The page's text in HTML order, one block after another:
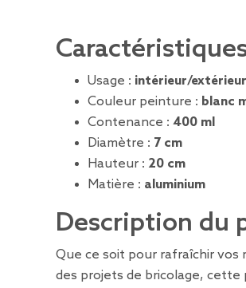
Usage : intérieur/extérieur
Couleur peinture : blanc
Contenance : 400 ml
Diamètre : 7 cm
Hauteur : 20 cm
Matière : aluminium
Description du
Que ce soit pour rafraîchir vos
des projets de bricolage, cette